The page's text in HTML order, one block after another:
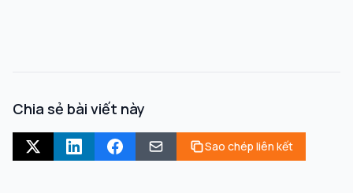
Chia sẻ bài viết này
Sao chép liên kết